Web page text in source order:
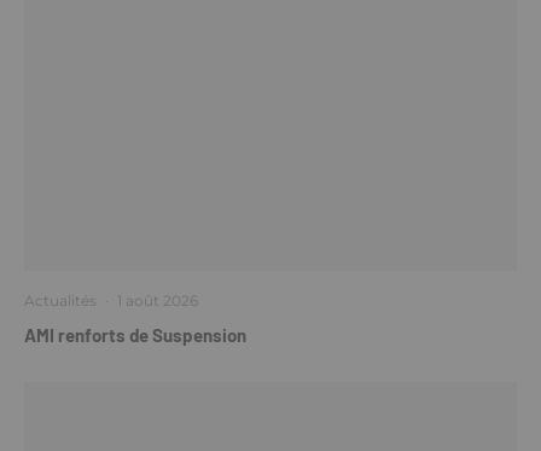
Actualités · 1 août 2026
AMI renforts de Suspension